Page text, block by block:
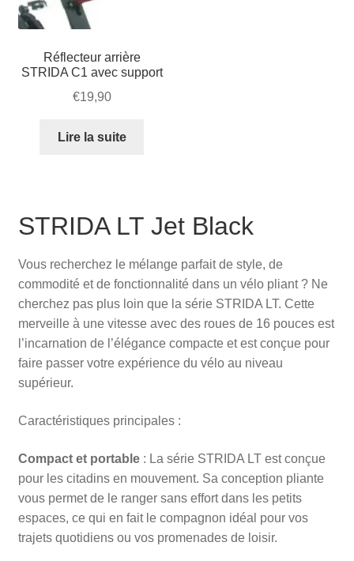
Réflecteur arrière
STRIDA C1 avec support
€19,90
Lire la suite
STRIDA LT Jet Black
Vous recherchez le mélange parfait de style, de
commodité et de fonctionnalité dans un vélo pliant ? Ne
cherchez pas plus loin que la série STRIDA LT. Cette
merveille à une vitesse avec des roues de 16 pouces est
l’incarnation de l’élégance compacte et est conçue pour
faire passer votre expérience du vélo au niveau
supérieur.
Caractéristiques principales :
Compact et portable: La série STRIDA LT est conçue
pour les citadins en mouvement. Sa conception pliante
vous permet de le ranger sans effort dans les petits
espaces, ce qui en fait le compagnon idéal pour vos
trajets quotidiens ou vos promenades de loisir.